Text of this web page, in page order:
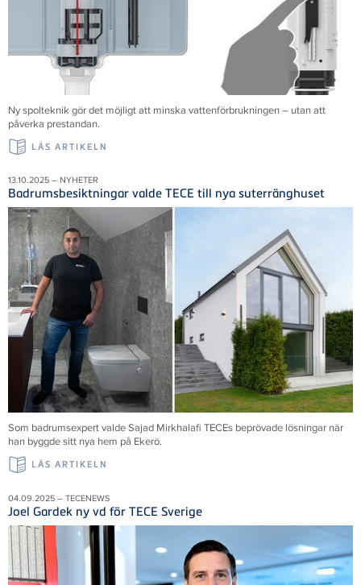
Ny spolteknik gör det möjligt att minska vattenförbrukningen – utan att
påverka prestandan.
LÄS ARTIKELN
13.10.2025 – NYHETER
Badrumsbesiktningar valde TECE till nya suterränghuset
Som badrumsexpert valde Sajad Mirkhalafi TECEs beprövade lösningar när
han byggde sitt nya hem på Ekerö.
LÄS ARTIKELN
04.09.2025 – TECENEWS
Joel Gardek ny vd för TECE Sverige